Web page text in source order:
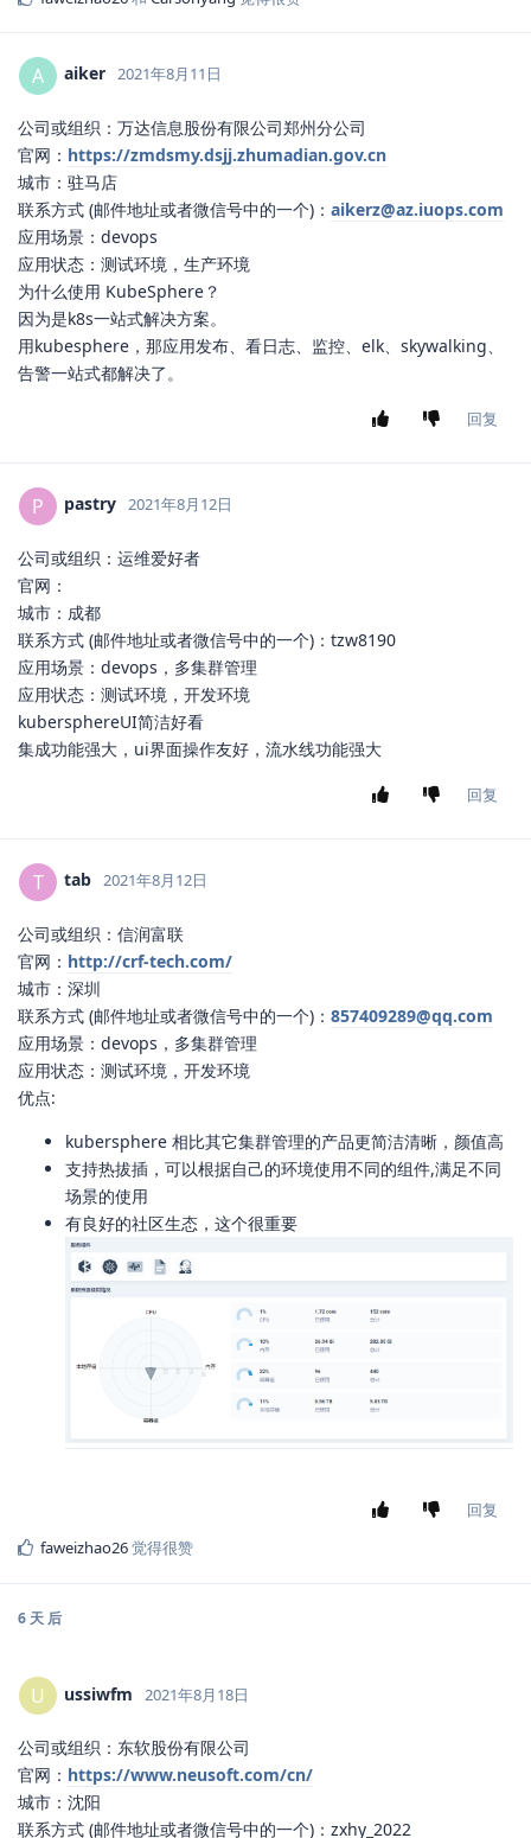
A aiker 2021年8月11日
公司或组织：万达信息股份有限公司郑州分公司
官网： https://zmdsmy.dsjj.zhumadian.gov.cn
城市：驻马店
联系方式 (邮件地址或者微信号中的一个)： aikerz@az.iuops.com
应用场景：devops
应用状态：测试环境，生产环境
为什么使用 KubeSphere？
因为是k8s一站式解决方案。
用kubesphere，那应用发布、看日志、监控、elk、skywalking、
告警一站式都解决了。
回复
P pastry 2021年8月12日
公司或组织：运维爱好者
官网：
城市：成都
联系方式 (邮件地址或者微信号中的一个)：tzw8190
应用场景：devops，多集群管理
应用状态：测试环境，开发环境
kubersphereUI简洁好看
集成功能强大，ui界面操作友好，流水线功能强大
回复
T tab 2021年8月12日
公司或组织：信润富联
官网： http://crf-tech.com/
城市：深圳
联系方式 (邮件地址或者微信号中的一个)： 857409289@qq.com
应用场景：devops，多集群管理
应用状态：测试环境，开发环境
优点:
kubersphere 相比其它集群管理的产品更简洁清晰，颜值高
支持热拔插，可以根据自己的环境使用不同的组件,满足不同
场景的使用
有良好的社区生态，这个很重要
回复
faweizhao26觉得很赞
6 天后
U ussiwfm 2021年8月18日
公司或组织：东软股份有限公司
官网： https://www.neusoft.com/cn/
城市：沈阳
联系方式 (邮件地址或者微信号中的一个)：zxhy_2022